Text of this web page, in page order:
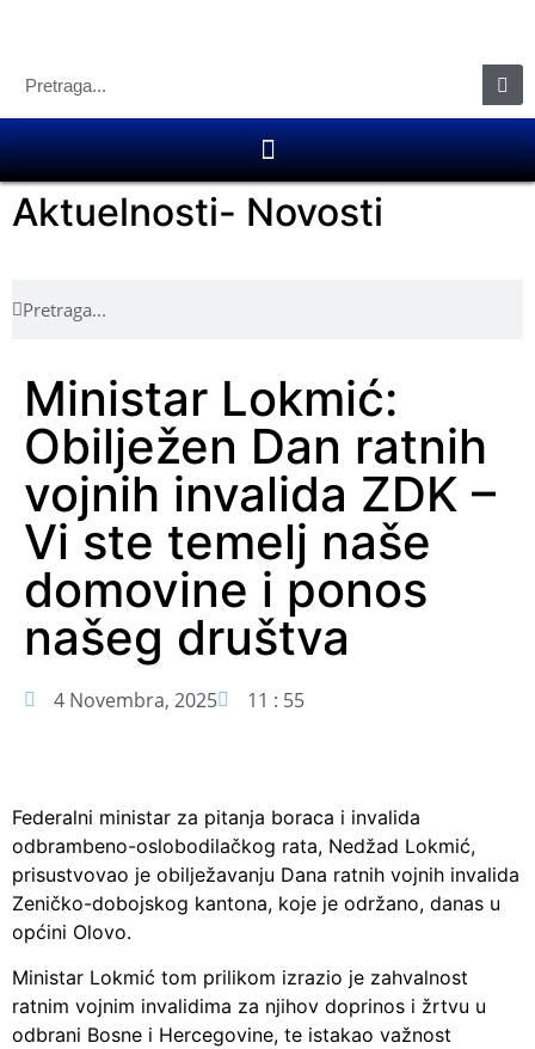
Aktuelnosti- Novosti
Ministar Lokmić:
Obilježen Dan ratnih
vojnih invalida ZDK –
Vi ste temelj naše
domovine i ponos
našeg društva
4 Novembra, 2025 11 : 55
Federalni ministar za pitanja boraca i invalida
odbrambeno-oslobodilačkog rata, Nedžad Lokmić,
prisustvovao je obilježavanju Dana ratnih vojnih invalida
Zeničko-dobojskog kantona, koje je održano, danas u
općini Olovo.
Ministar Lokmić tom prilikom izrazio je zahvalnost
ratnim vojnim invalidima za njihov doprinos i žrtvu u
odbrani Bosne i Hercegovine, te istakao važnost